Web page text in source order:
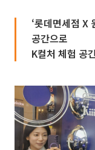
‘롯데면세점 X
공간으로
K컬처 체험 공